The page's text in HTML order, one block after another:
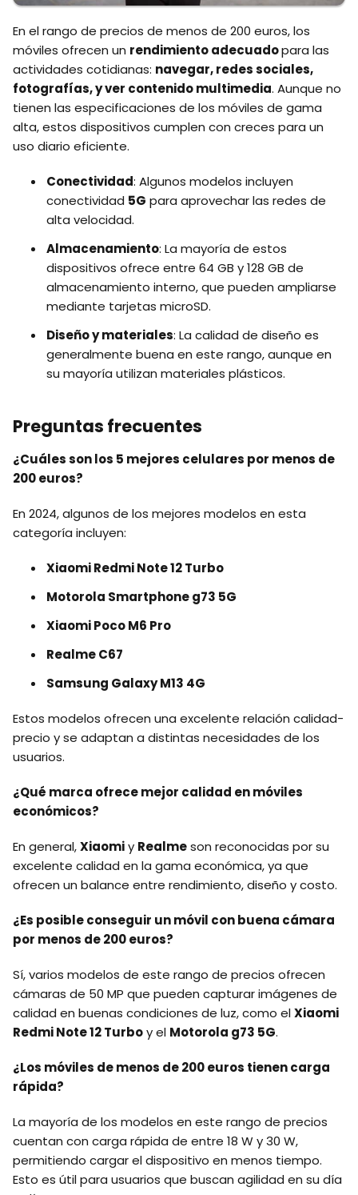
En el rango de precios de menos de 200 euros, los
móviles ofrecen un rendimiento adecuadopara las
actividades cotidianas: navegar, redes sociales,
fotografías, y ver contenido multimedia. Aunque no
tienen las especificaciones de los móviles de gama
alta, estos dispositivos cumplen con creces para un
uso diario eficiente.
Conectividad: Algunos modelos incluyen
conectividad 5G para aprovechar las redes de
alta velocidad.
Almacenamiento: La mayoría de estos
dispositivos ofrece entre 64 GB y 128 GB de
almacenamiento interno, que pueden ampliarse
mediante tarjetas microSD.
Diseño y materiales: La calidad de diseño es
generalmente buena en este rango, aunque en
su mayoría utilizan materiales plásticos.
Preguntas frecuentes
¿Cuáles son los 5 mejores celulares por menos de
200 euros?
En 2024, algunos de los mejores modelos en esta
categoría incluyen:
Xiaomi Redmi Note 12 Turbo
Motorola Smartphone g73 5G
Xiaomi Poco M6 Pro
Realme C67
Samsung Galaxy M13 4G
Estos modelos ofrecen una excelente relación calidad-
precio y se adaptan a distintas necesidades de los
usuarios.
¿Qué marca ofrece mejor calidad en móviles
económicos?
En general,Xiaomiy Realmeson reconocidas por su
excelente calidad en la gama económica, ya que
ofrecen un balance entre rendimiento, diseño y costo.
¿Es posible conseguir un móvil con buena cámara
por menos de 200 euros?
Sí, varios modelos de este rango de precios ofrecen
cámaras de 50 MP que pueden capturar imágenes de
calidad en buenas condiciones de luz, como elXiaomi
Redmi Note 12 Turboy el Motorola g73 5G.
¿Los móviles de menos de 200 euros tienen carga
rápida?
La mayoría de los modelos en este rango de precios
cuentan con carga rápida de entre 18 W y 30 W,
permitiendo cargar el dispositivo en menos tiempo.
Esto es útil para usuarios que buscan agilidad en su día